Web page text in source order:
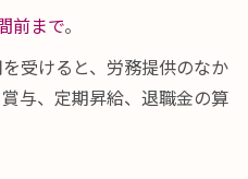
前まで。
受けると、労務提供のなか
与、定期昇給、退職金の算